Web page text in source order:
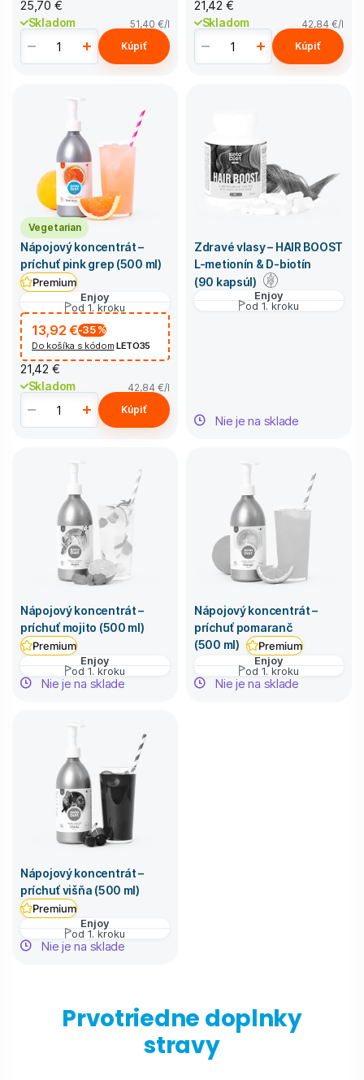
25,70 €
Skladom 51,40 €/l
Kúpiť
21,42 €
Skladom 42,84 €/l
Kúpiť
Vegetarian
Nápojový koncentrát –
príchuť pink grep (500 ml)
Premium
Enjoy
od 1. kroku
13,92 €-35%
Do košíka s kódom LETO35
21,42 €
Skladom 42,84 €/l
Kúpiť
Zdravé vlasy – HAIR BOOST
L-metionín & D-biotín
(90 kapsúl)
Enjoy
od 1. kroku
Nie je na sklade
Nápojový koncentrát –
príchuť mojito (500 ml)
Premium
Enjoy
od 1. kroku
Nie je na sklade
Nápojový koncentrát –
príchuť pomaranč
(500 ml)
Premium
Enjoy
od 1. kroku
Nie je na sklade
Nápojový koncentrát –
príchuť višňa (500 ml)
Premium
Enjoy
od 1. kroku
Nie je na sklade
Prvotriedne doplnky
stravy